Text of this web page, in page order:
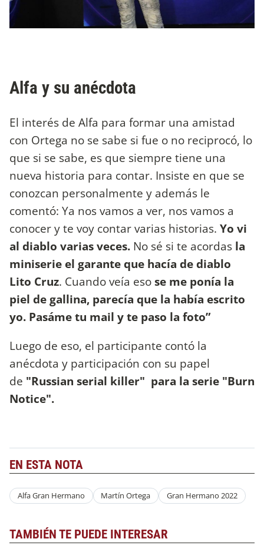
Alfa y su anécdota
El interés de Alfa para formar una amistad
con Ortega no se sabe si fue o no reciprocó, lo
que si se sabe, es que siempre tiene una
nueva historia para contar. Insiste en que se
conozcan personalmente y además le
comentó: Ya nos vamos a ver, nos vamos a
conocer y te voy contar varias historias. Yo vi
al diablo varias veces. No sé si te acordas la
miniserie el garante que hacía de diablo
Lito Cruz. Cuando veía esose me ponía la
piel de gallina, parecía que la había escrito
yo. Pasáme tu mail y te paso la foto”
Luego de eso, el participante contó la
anécdota y participación con su papel
de "Russian serial killer" para la serie "Burn
Notice".
EN ESTA NOTA
Alfa Gran Hermano Martín Ortega Gran Hermano 2022
TAMBIÉN TE PUEDE INTERESAR